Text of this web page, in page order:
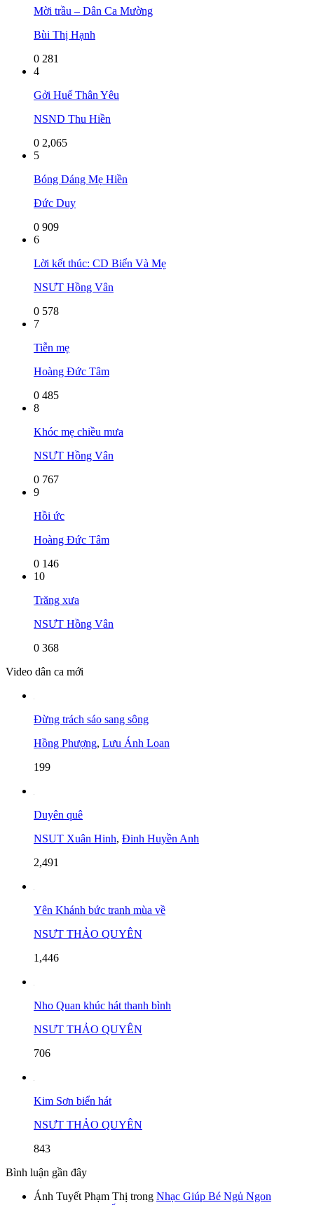
Mời trầu – Dân Ca Mường
Bùi Thị Hạnh
0 281
4
Gởi Huế Thân Yêu
NSND Thu Hiền
0 2,065
5
Bóng Dáng Mẹ Hiền
Đức Duy
0 909
6
Lời kết thúc: CD Biển Và Mẹ
NSƯT Hồng Vân
0 578
7
Tiễn mẹ
Hoàng Đức Tâm
0 485
8
Khóc mẹ chiều mưa
NSƯT Hồng Vân
0 767
9
Hồi ức
Hoàng Đức Tâm
0 146
10
Trăng xưa
NSƯT Hồng Vân
0 368
Video dân ca mới
Đừng trách sáo sang sông
Hồng Phượng, Lưu Ánh Loan
199
Duyên quê
NSUT Xuân Hinh, Đinh Huyền Anh
2,491
Yên Khánh bức tranh mùa về
NSƯT THẢO QUYÊN
1,446
Nho Quan khúc hát thanh bình
NSƯT THẢO QUYÊN
706
Kim Sơn biển hát
NSƯT THẢO QUYÊN
843
Bình luận gần đây
Ánh Tuyết Phạm Thị trong Nhạc Giúp Bé Ngủ Ngon